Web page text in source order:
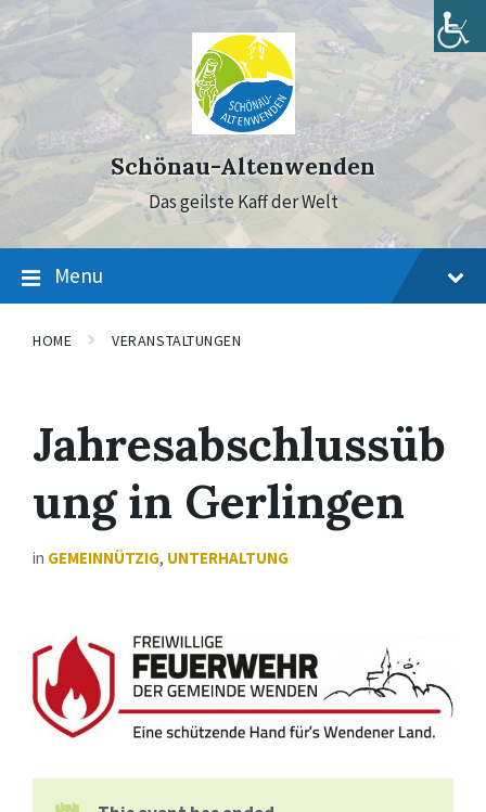
to
content
to
main
navigation
to
footer
Schönau-Altenwenden
Das geilste Kaff der Welt
Menu
HOME VERANSTALTUNGEN
Jahresabschlussüb
ung in Gerlingen
in GEMEINNÜTZIG, UNTERHALTUNG